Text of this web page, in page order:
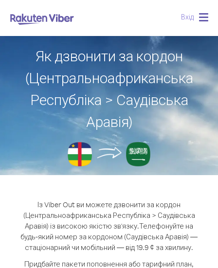
Вхід
Як дзвонити за кордон
(Центральноафриканська
Республіка > Саудівська
Аравія)
Із Viber Out ви можете дзвонити за кордон
(Центральноафриканська Республіка > Саудівська
Аравія) із високою якістю зв'язку.Телефонуйте на
будь-який номер за кордоном (Саудівська Аравія) —
стаціонарний чи мобільний — від 19.9 ¢ за хвилину.
Придбайте пакети поповнення або тарифний план,